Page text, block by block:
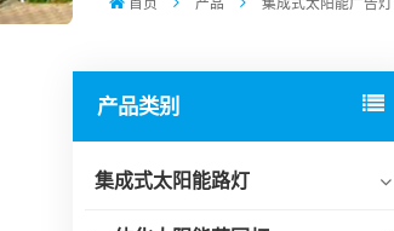
产品类别
集成式太阳能路灯